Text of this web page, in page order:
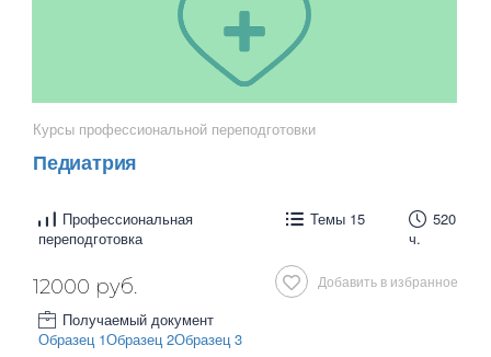
Курсы профессиональной переподготовки
Педиатрия
Профессиональная
переподготовка
Темы 15
520
ч.
Добавить в избранное
12000 руб.
Получаемый документ
Образец 1Образец 2Образец 3